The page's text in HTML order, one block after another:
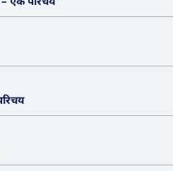
(१०८ गौमुखी धारा)